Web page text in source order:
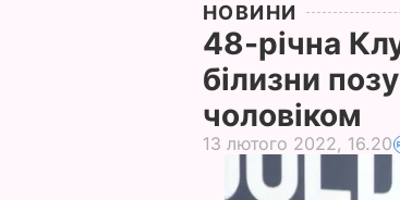
НОВИНИ
48-річна
білизни
чоловіком
13 лютого 2022, 16.20